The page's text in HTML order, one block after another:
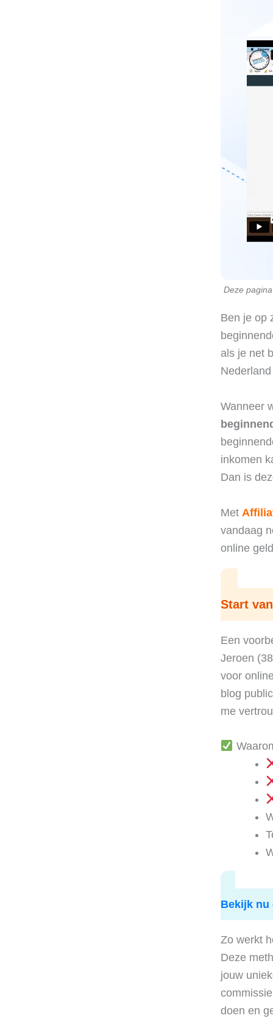
Deze
Ben je op
als je net
Wanneer
inkomen
Dan is
Met
vandaag
online
Start
Een
Jeroen
voor
blog
me
Bekijk nu
Zo werkt
Deze
jouw
doen en